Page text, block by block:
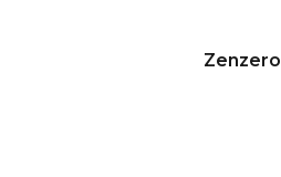
Zenzero